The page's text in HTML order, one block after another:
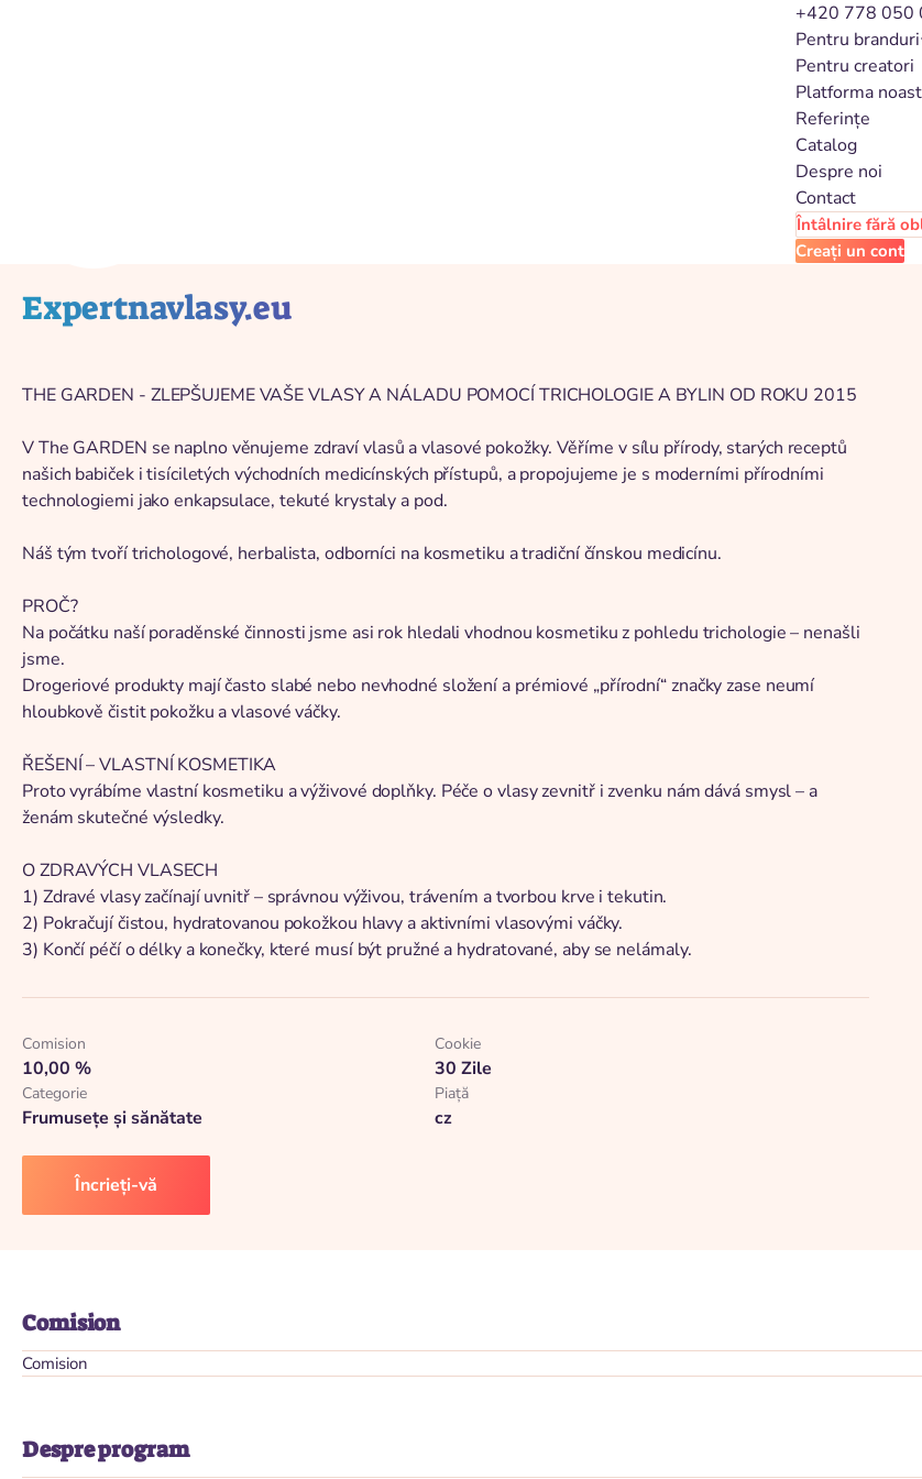
+420 778 050
Pentru branduri
Pentru creatori
Platforma
Referințe
Catalog
Despre noi
Contact
Întâlnire fără
Creați un cont
Expertnavlasy.eu
THE GARDEN - ZLEPŠUJEME VAŠE VLASY A NÁLADU POMOCÍ TRICHOLOGIE A BYLIN OD ROKU 2015
V The GARDEN se naplno věnujeme zdraví vlasů a vlasové pokožky. Věříme v sílu přírody, starých receptů
našich babiček i tisíciletých východních medicínských přístupů, a propojujeme je s moderními přírodními
technologiemi jako enkapsulace, tekuté krystaly a pod.
Náš tým tvoří trichologové, herbalista, odborníci na kosmetiku a tradiční čínskou medicínu.
PROČ?
Na počátku naší poraděnské činnosti jsme asi rok hledali vhodnou kosmetiku z pohledu trichologie – nenašli
jsme.
Drogeriové produkty mají často slabé nebo nevhodné složení a prémiové „přírodní“ značky zase neumí
hloubkově čistit pokožku a vlasové váčky.
ŘEŠENÍ – VLASTNÍ KOSMETIKA
Proto vyrábíme vlastní kosmetiku a výživové doplňky. Péče o vlasy zevnitř i zvenku nám dává smysl – a
ženám skutečné výsledky.
O ZDRAVÝCH VLASECH
1) Zdravé vlasy začínají uvnitř – správnou výživou, trávením a tvorbou krve i tekutin.
2) Pokračují čistou, hydratovanou pokožkou hlavy a aktivními vlasovými váčky.
3) Končí péčí o délky a konečky, které musí být pružné a hydratované, aby se nelámaly.
Comision
10,00 %
Cookie
30 Zile
Categorie
Frumusețe și sănătate
Piaţă
cz
Încrieți-vă
Comision
Comision
Despre program